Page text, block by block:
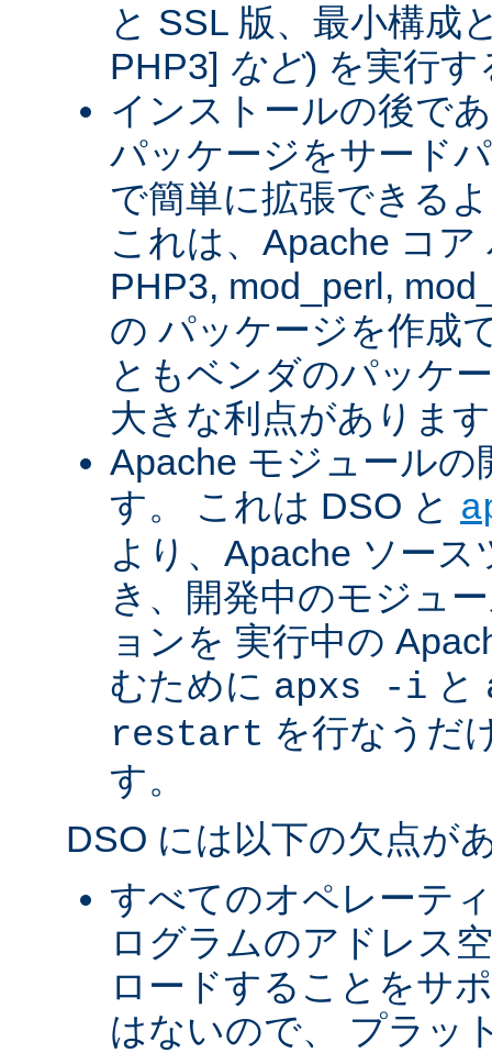
と SSL 版、最小構成
PHP3] など) を実行
インストールの後で
パッケージをサード
で簡単に拡張できる
これは、Apache コ
PHP3, mod_perl,
の パッケージを作成
ともベンダのパッケ
大きな利点がありま
Apache モジュール
す。 これは DSO と
より、Apache ソー
き、開発中のモジュ
ョンを 実行中の
むために apxs -i と
restart を行なうだ
す。
DSO には以下の欠点が
すべてのオペレーテ
ログラムのアドレス
ロードすることをサ
はないので、 プラッ